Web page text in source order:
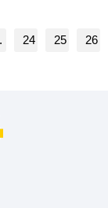
24 25 26